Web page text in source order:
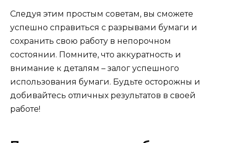
Следуя этим простым советам, вы сможете
успешно справиться с разрывами бумаги и
сохранить свою работу в непорочном
состоянии. Помните, что аккуратность и
внимание к деталям – залог успешного
использования бумаги. Будьте осторожны и
добивайтесь отличных результатов в своей
работе!